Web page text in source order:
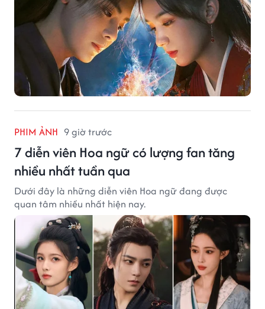
PHIM ẢNH 9 giờ trước
7 diễn viên Hoa ngữ có lượng fan tăng
nhiều nhất tuần qua
Dưới đây là những diễn viên Hoa ngữ đang được
quan tâm nhiều nhất hiện nay.